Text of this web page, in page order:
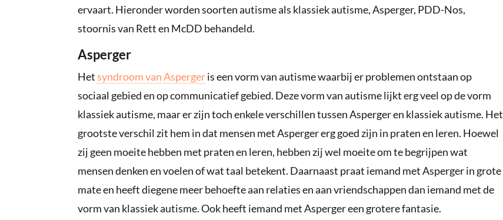
ervaart. Hieronder worden soorten autisme als klassiek autisme, Asperger, PDD-Nos,
stoornis van Rett en McDD behandeld.
Asperger
Hetsyndroom van Aspergeris een vorm van autisme waarbij er problemen ontstaan op
sociaal gebied en op communicatief gebied. Deze vorm van autisme lijkt erg veel op de vorm
klassiek autisme, maar er zijn toch enkele verschillen tussen Asperger en klassiek autisme. Het
grootste verschil zit hem in dat mensen met Asperger erg goed zijn in praten en leren. Hoewel
zij geen moeite hebben met praten en leren, hebben zij wel moeite om te begrijpen wat
mensen denken en voelen of wat taal betekent. Daarnaast praat iemand met Asperger in grote
mate en heeft diegene meer behoefte aan relaties en aan vriendschappen dan iemand met de
vorm van klassiek autisme. Ook heeft iemand met Asperger een grotere fantasie.